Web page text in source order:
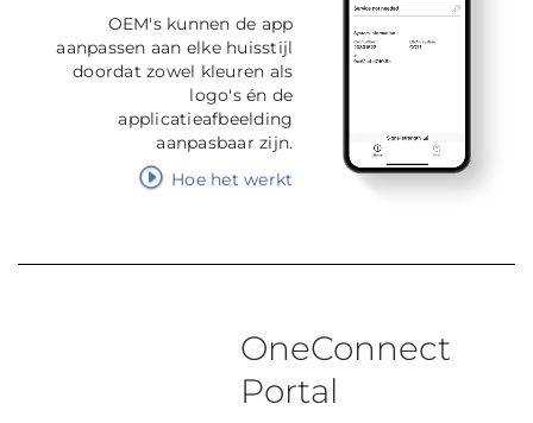
OEM's kunnen de app
aanpassen aan elke huisstijl
doordat zowel kleuren als
logo's én de
applicatieafbeelding
aanpasbaar zijn.
Hoe het werkt
OneConnect
Portal